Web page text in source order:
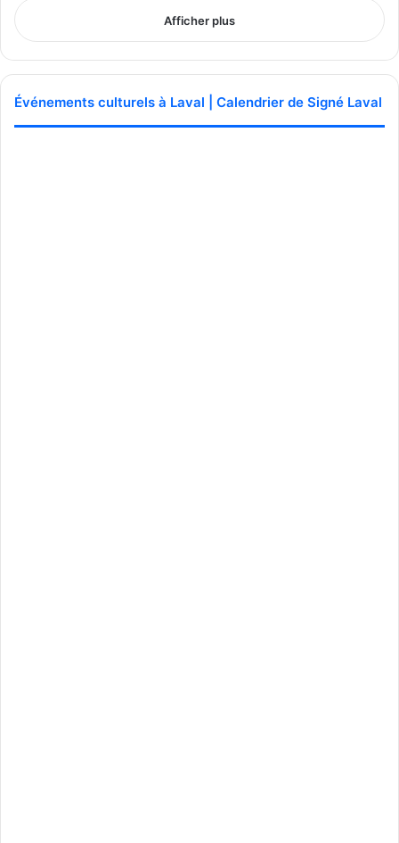
Afficher plus
Événements culturels à Laval | Calendrier de Signé Laval